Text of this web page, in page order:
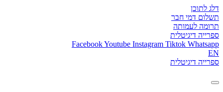
דלג לתוכן
תשלום דמי חבר
תרומה לעמותה
ספרייה דיגיטלית
FacebookYoutube Instagram Tiktok Whatsapp
EN
ספרייה דיגיטלית